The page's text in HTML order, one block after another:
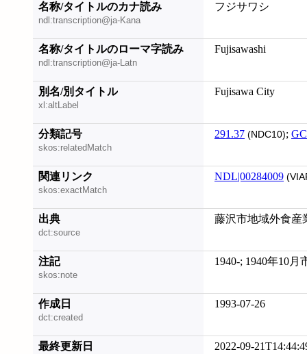
名称/タイトルのカナ読み
ndl:transcription@ja-Kana
フジサワシ
名称/タイトルのローマ字読み
ndl:transcription@ja-Latn
Fujisawashi
別名/別タイトル
xl:altLabel
Fujisawa City
分類記号
skos:relatedMatch
291.37 (NDC10);
関連リンク
skos:exactMatch
NDL|00284009
出典
dct:source
藤沢市地域外食産
注記
skos:note
1940-; 1940年10月
作成日
dct:created
1993-07-26
最終更新日 2022-09-